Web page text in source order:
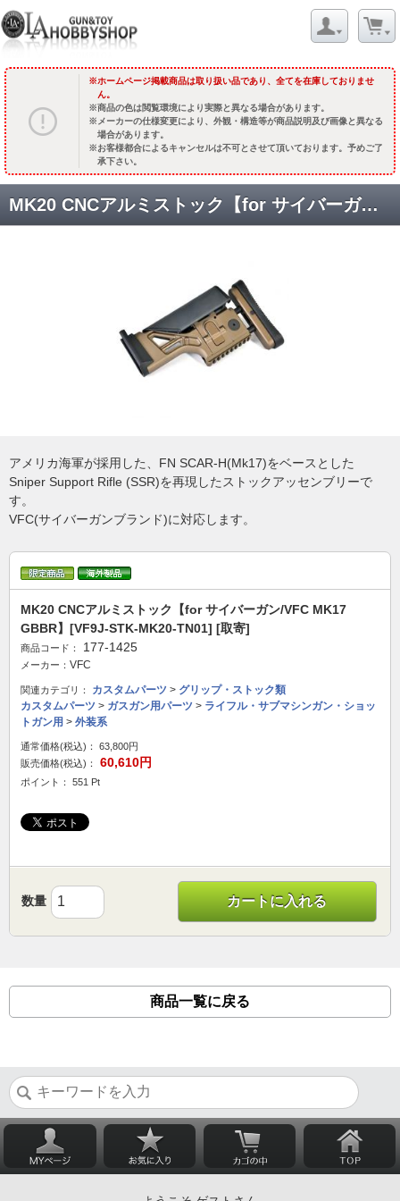
ホームページ掲載商品は取り扱い品であり、全てを在庫しておりませ
ん。
商品の色は閲覧環境により実際と異なる場合があります。
メーカーの仕様変更により、外観・構造等が商品説明及び画像と異なる
場合があります。
お客様都合によるキャンセルは不可とさせて頂いております。予めご了
承下さい。
MK20 CNCアルミストック【for サイバーガン/VFC MK17 GBBR】[VF9J-STK-MK20-TN01] [取寄]
アメリカ海軍が採用した、FN SCAR-H(Mk17)をベースとした
Sniper Support Rifle (SSR)を再現したストックアッセンブリーで
す。
VFC(サイバーガンブランド)に対応します。
MK20 CNCアルミストック【for サイバーガン/VFC MK17
GBBR】[VF9J-STK-MK20-TN01] [取寄]
商品コード： 177-1425
メーカー： VFC
関連カテゴリ： カスタムパーツ > グリップ・ストック類
カスタムパーツ > ガスガン用パーツ > ライフル・サブマシンガン・ショッ
トガン用 > 外装系
通常価格(税込)：
63,800円
販売価格(税込)：
60,610円
ポイント： 551 Pt
数量 カートに入れる
商品一覧に戻る